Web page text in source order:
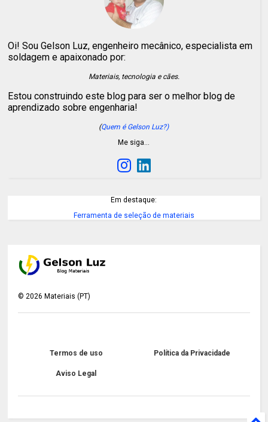
Oi! Sou Gelson Luz, engenheiro mecânico, especialista em
soldagem e apaixonado por:
Materiais, tecnologia e cães.
Estou construindo este blog para ser o melhor blog de
aprendizado sobre engenharia!
(Quem é Gelson Luz?)
Me siga…
Em destaque:
Ferramenta de seleção de materiais
©2026 Materiais (PT)
Termos de uso Política da Privacidade
Aviso Legal